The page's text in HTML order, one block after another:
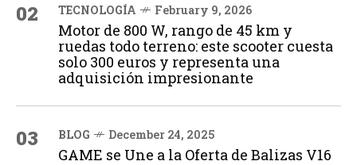
02 TECNOLOGÍA February 9, 2026
Motor de 800 W, rango de 45 km y
ruedas todo terreno: este scooter cuesta
solo 300 euros y representa una
adquisición impresionante
03 BLOG December 24, 2025
GAME se Une a la Oferta de Balizas V16